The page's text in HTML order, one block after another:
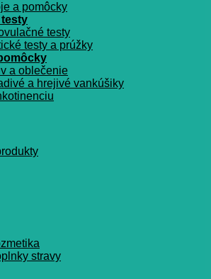
a pomôcky
testy
testy a prúžky
a oblečenie
a hrejivé vankúšiky
stravy